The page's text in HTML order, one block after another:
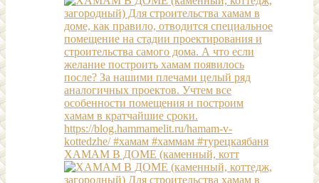
ХАМАМ В ДОМЕ (каменный, котт